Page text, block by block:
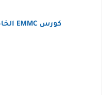
كورس EMMC الخاص باكاديميه ملوك تيم